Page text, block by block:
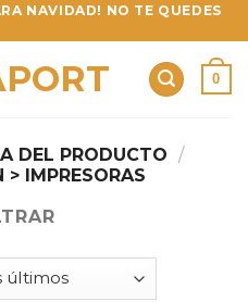
NAVIDAD! NO TE QUEDES
0
DEL PRODUCTO /
> IMPRESORAS